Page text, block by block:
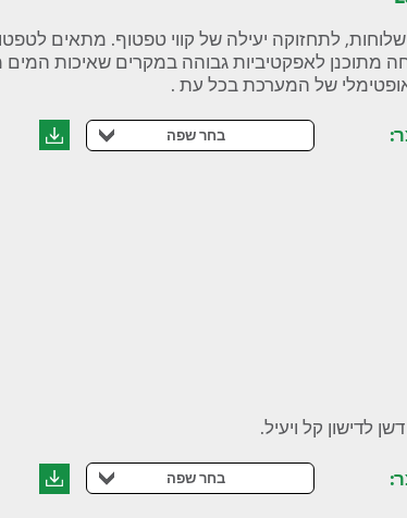
לתחזוקה יעילה של קווי טפטוף. מתאים
מתוכנן לאפקטיביות גבוהה במקרים שאיכות
של המערכת בכל עת .
בחר שפה
לדישון קל ויעיל.
בחר שפה